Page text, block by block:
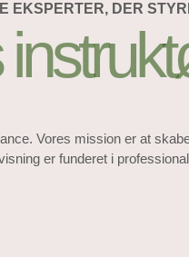
EKSPERTER, DER
Vores mission er at
er funderet i